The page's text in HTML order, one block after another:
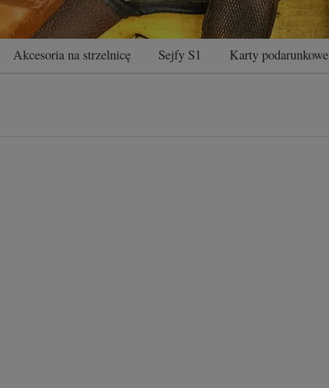
Akcesoria na strzelnicę Sejfy S1 Karty podarunkowe